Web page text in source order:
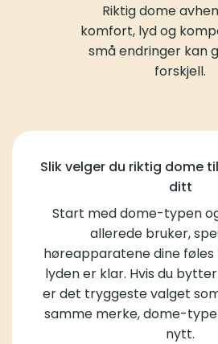
Riktig dome
komfort, lyd og
små endringer kan
forskjell.
Slik velger du riktig dome
ditt
Start med dome-typen
allerede bruker,
høreapparatene dine
lyden er klar. Hvis du
er det tryggeste valget
samme merke, dome-
nytt.